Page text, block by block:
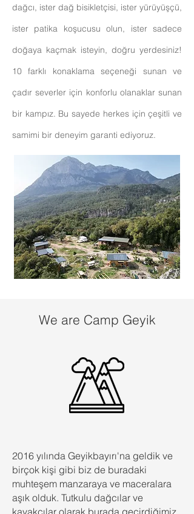
dağcı, ister dağ bisikletçisi, ister yürüyüşçü,
ister patika koşucusu olun, ister sadece
doğaya kaçmak isteyin, doğru yerdesiniz!
10 farklı konaklama seçeneği sunan ve
çadır severler için konforlu olanaklar sunan
bir kampız. Bu sayede herkes için çeşitli ve
samimi bir deneyim garanti ediyoruz.
We are Camp Geyik
2016 yılında Geyikbayırı'na geldik ve
birçok kişi gibi biz de buradaki
muhteşem manzaraya ve maceralara
aşık olduk. Tutkulu dağcılar ve
kayakçılar olarak burada geçirdiğimiz